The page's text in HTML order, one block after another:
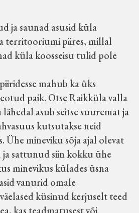
ja saunad asusid küla
territooriumi piires, millal
küla koosseisu tulid pole
mahub ka üks
paik. Otse Raikküla valla
asub seitse suuremat ja
kutsutakse neid
Ühe mineviku sõja ajal olevat
ja sattunud siin kokku ühe
minevikus külades üsna
vanurid omale
küsinud kerjuselt teed
kas teadmatusest või